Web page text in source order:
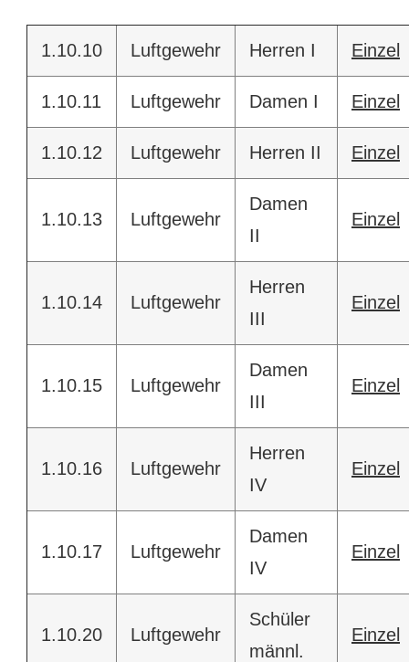
1.10.10 Luftgewehr Herren I Einzel
1.10.11 Luftgewehr Damen I Einzel
1.10.12 Luftgewehr Herren II Einzel
1.10.13 Luftgewehr
Damen
II
Einzel
1.10.14 Luftgewehr
Herren
III
Einzel
1.10.15 Luftgewehr
Damen
III
Einzel
1.10.16 Luftgewehr
Herren
IV
Einzel
1.10.17 Luftgewehr
Damen
IV
Einzel
1.10.20 Luftgewehr
Schüler
männl.
Einzel